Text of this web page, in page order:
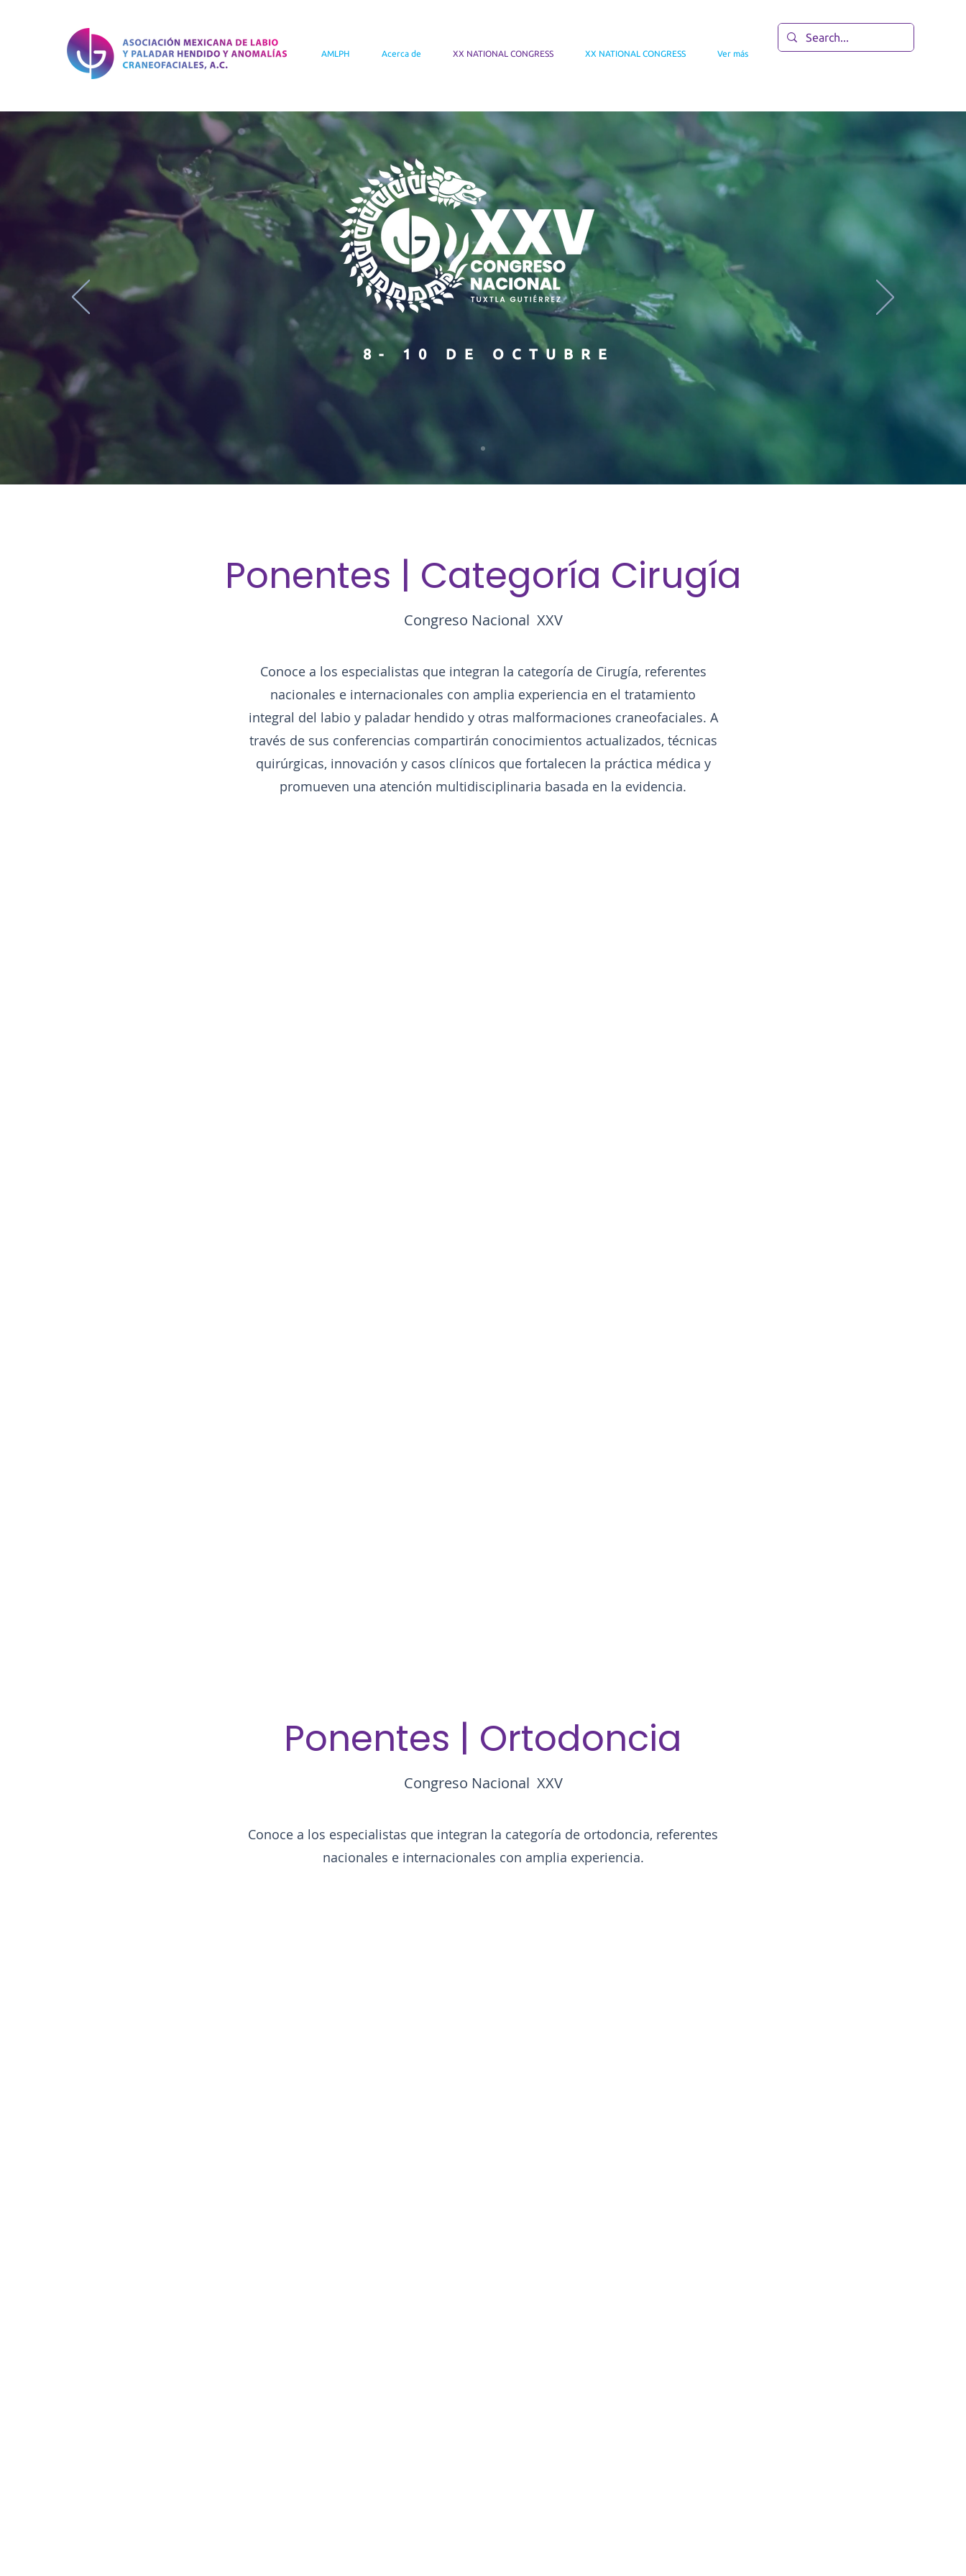
AMLPH Acerca de XX NATIONAL CONGRESS XX NATIONAL CONGRESS Ver más
8- 10 DE OCTUBRE
Ponentes | Categoría Cirugía
Congreso Nacional XXV
Conoce a los especialistas que integran la categoría de Cirugía, referentes
nacionales e internacionales con amplia experiencia en el tratamiento
integral del labio y paladar hendido y otras malformaciones craneofaciales. A
través de sus conferencias compartirán conocimientos actualizados, técnicas
quirúrgicas, innovación y casos clínicos que fortalecen la práctica médica y
promueven una atención multidisciplinaria basada en la evidencia.
Ponentes | Ortodoncia
Congreso Nacional XXV
Conoce a los especialistas que integran la categoría de ortodoncia, referentes
nacionales e internacionales con amplia experiencia.